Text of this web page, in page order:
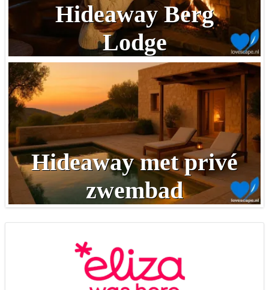
Hideaway Berg
Lodge
Hideaway met privé
zwembad